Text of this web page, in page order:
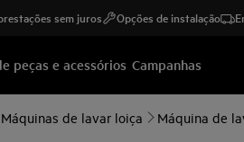
sem juros Opções de instalação
peças e acessórios Campanhas
Máquinas de lavar loiça Máquina de